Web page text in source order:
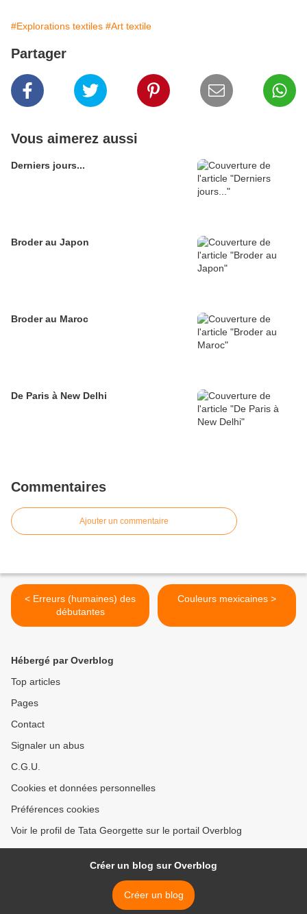
#Explorations textiles #Art textile
Partager
Vous aimerez aussi
Derniers jours...
Broder au Japon
Broder au Maroc
De Paris à New Delhi
Commentaires
Ajouter un commentaire
< Erreurs (humaines) des
débutantes
Couleurs mexicaines >
Hébergé par Overblog
Top articles
Pages
Contact
Signaler un abus
C.G.U.
Cookies et données personnelles
Préférences cookies
Voir le profil de Tata Georgette sur le portail Overblog
Créer un blog sur Overblog
Créer un blog